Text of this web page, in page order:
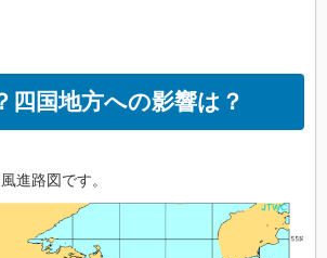
四国地方への影響は？
進路図です。